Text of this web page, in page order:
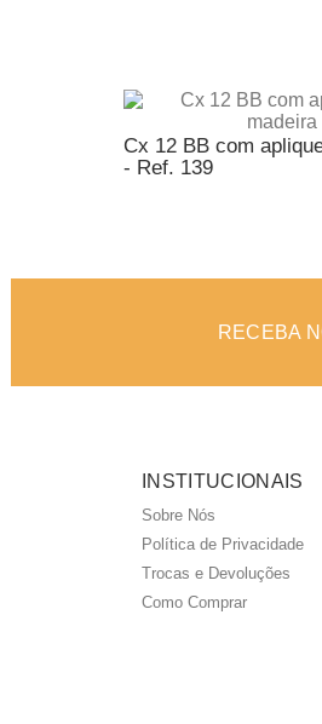
Cx 12 BB com
- Ref. 139
RECEBA
INSTITUCIONAIS
Sobre Nós
Política de Privacidade
Trocas e Devoluções
Como Comprar